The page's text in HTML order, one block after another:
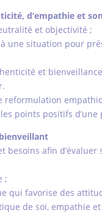
d’empathie et
et objectivité ;
une situation pour
et
reformulation
points positifs d’une
besoins afin d’évaluer
;
qui favorise des
de soi, empathie